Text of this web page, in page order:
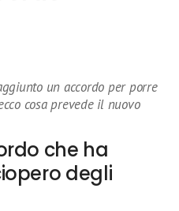
un accordo per porre
cosa prevede il nuovo
che ha
degli